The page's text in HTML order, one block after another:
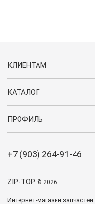
ZIP-TOP © 2026
Интернет-магазин
КЛИЕНТАМ
КАТАЛОГ
ПРОФИЛЬ
+7 (903) 264-91-46